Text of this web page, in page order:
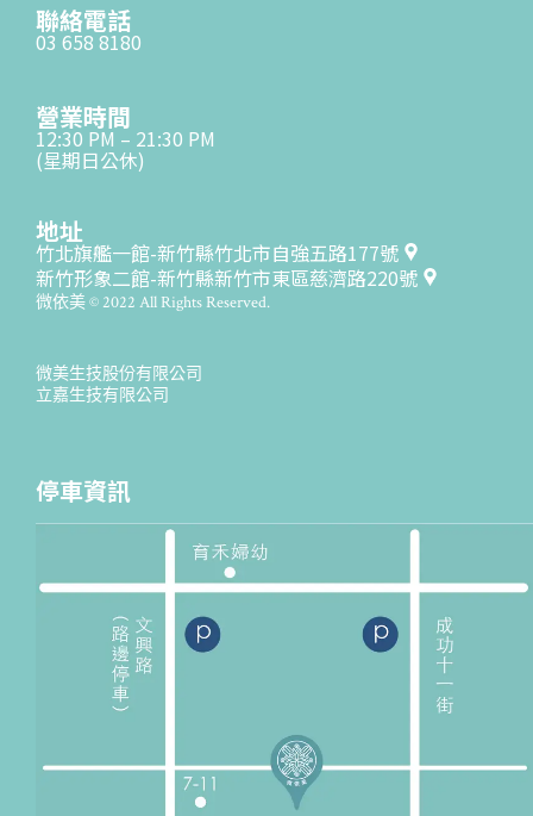
聯絡電話
03 658 8180
營業時間
12:30 PM – 21:30 PM
(星期日公休)
地址
竹北旗艦一館-新竹縣竹北市自強五路177號
新竹形象二館-新竹縣新竹市東區慈濟路220號
微依美 © 2022 All Rights Reserved.
微美生技股份有限公司
立嘉生技有限公司
停車資訊